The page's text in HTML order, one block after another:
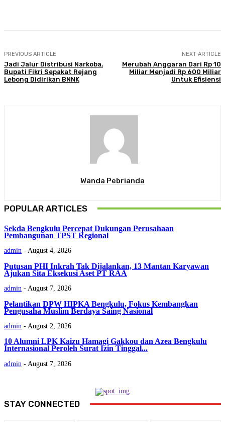
PREVIOUS ARTICLE
Jadi Jalur Distribusi Narkoba,
Bupati Fikri Sepakat Rejang
Lebong Didirikan BNNK
NEXT ARTICLE
Merubah Anggaran Dari Rp 10
Miliar Menjadi Rp 600 Miliar
Untuk Efisiensi
Wanda Pebrianda
POPULAR ARTICLES
Sekda Bengkulu Percepat Dukungan Perusahaan
Pembangunan TPST Regional
admin - August 4, 2026
Putusan PHI Inkrah Tak Dijalankan, 13 Mantan Karyawan
Ajukan Sita Eksekusi Aset PT RAA
admin - August 7, 2026
Pelantikan DPW HIPKA Bengkulu, Fokus Kembangkan
Pengusaha Muslim Berdaya Saing Nasional
admin - August 2, 2026
‎10 Alumni LPK Kaizu Hamagi Gakkou dan Azea Bengkulu
Internasional Peroleh Surat Izin Tinggal...
admin - August 7, 2026
STAY CONNECTED